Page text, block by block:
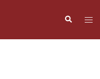
検
索
ト